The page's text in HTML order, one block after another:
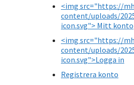
<img src="https://
content/uploads/
icon.svg"> Mitt konto
<img src="https://
content/uploads/
icon.svg">Logga in
Registrera konto